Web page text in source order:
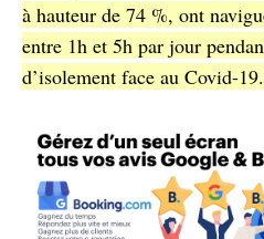
à hauteur de 74 %, ont
entre 1h et 5h par jour
d’isolement face au Covid-19.